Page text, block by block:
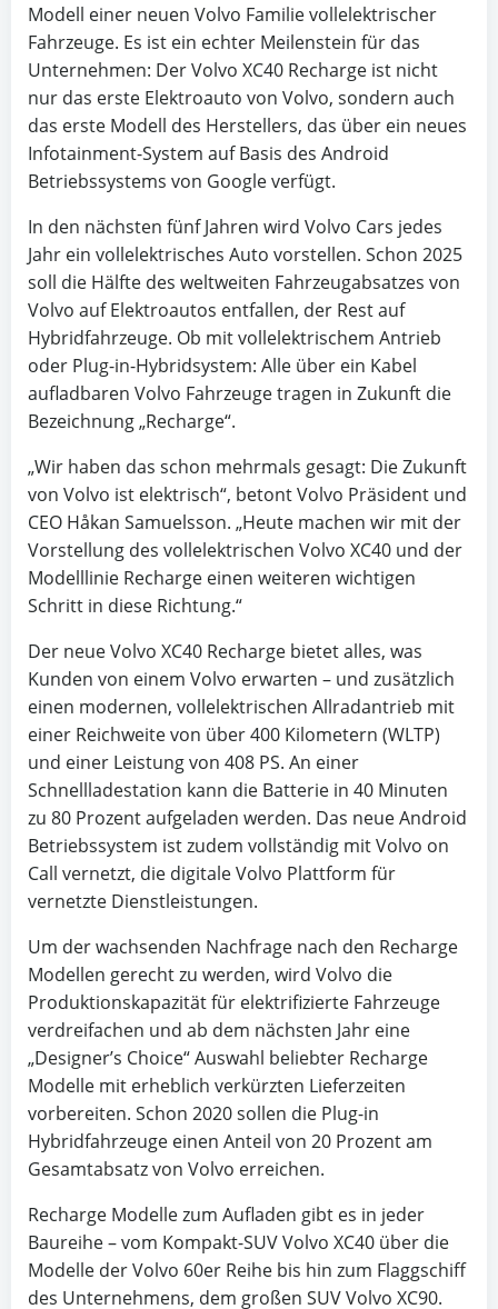
Modell einer neuen Volvo Familie vollelektrischer
Fahrzeuge. Es ist ein echter Meilenstein für das
Unternehmen: Der Volvo XC40 Recharge ist nicht
nur das erste Elektroauto von Volvo, sondern auch
das erste Modell des Herstellers, das über ein neues
Infotainment-System auf Basis des Android
Betriebssystems von Google verfügt.
In den nächsten fünf Jahren wird Volvo Cars jedes
Jahr ein vollelektrisches Auto vorstellen. Schon 2025
soll die Hälfte des weltweiten Fahrzeugabsatzes von
Volvo auf Elektroautos entfallen, der Rest auf
Hybridfahrzeuge. Ob mit vollelektrischem Antrieb
oder Plug-in-Hybridsystem: Alle über ein Kabel
aufladbaren Volvo Fahrzeuge tragen in Zukunft die
Bezeichnung „Recharge“.
„Wir haben das schon mehrmals gesagt: Die Zukunft
von Volvo ist elektrisch“, betont Volvo Präsident und
CEO Håkan Samuelsson. „Heute machen wir mit der
Vorstellung des vollelektrischen Volvo XC40 und der
Modelllinie Recharge einen weiteren wichtigen
Schritt in diese Richtung.“
Der neue Volvo XC40 Recharge bietet alles, was
Kunden von einem Volvo erwarten – und zusätzlich
einen modernen, vollelektrischen Allradantrieb mit
einer Reichweite von über 400 Kilometern (WLTP)
und einer Leistung von 408 PS. An einer
Schnellladestation kann die Batterie in 40 Minuten
zu 80 Prozent aufgeladen werden. Das neue Android
Betriebssystem ist zudem vollständig mit Volvo on
Call vernetzt, die digitale Volvo Plattform für
vernetzte Dienstleistungen.
Um der wachsenden Nachfrage nach den Recharge
Modellen gerecht zu werden, wird Volvo die
Produktionskapazität für elektrifizierte Fahrzeuge
verdreifachen und ab dem nächsten Jahr eine
„Designer’s Choice“ Auswahl beliebter Recharge
Modelle mit erheblich verkürzten Lieferzeiten
vorbereiten. Schon 2020 sollen die Plug-in
Hybridfahrzeuge einen Anteil von 20 Prozent am
Gesamtabsatz von Volvo erreichen.
Recharge Modelle zum Aufladen gibt es in jeder
Baureihe – vom Kompakt-SUV Volvo XC40 über die
Modelle der Volvo 60er Reihe bis hin zum Flaggschiff
des Unternehmens, dem großen SUV Volvo XC90.